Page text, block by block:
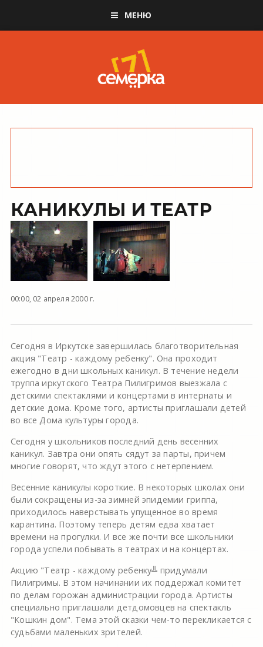
МЕНЮ
КАНИКУЛЫ И ТЕАТР
00:00, 02 апреля 2000 г.
Сегодня в Иркутске завершилась благотворительная
акция "Театр - каждому ребенку". Она проходит
ежегодно в дни школьных каникул. В течение недели
труппа иркутского Театра Пилигримов выезжала с
детскими спектаклями и концертами в интернаты и
детские дома. Кроме того, артисты приглашали детей
во все Дома культуры города.
Сегодня у школьников последний день весенних
каникул. Завтра они опять сядут за парты, причем
многие говорят, что ждут этого с нетерпением.
Весенние каникулы короткие. В некоторых школах они
были сокращены из-за зимней эпидемии гриппа,
приходилось наверстывать упущенное во время
карантина. Поэтому теперь детям едва хватает
времени на прогулки. И все же почти все школьники
города успели побывать в театрах и на концертах.
Акцию "Театр - каждому ребенку╩ придумали
Пилигримы. В этом начинании их поддержал комитет
по делам горожан администрации города. Артисты
специально приглашали детдомовцев на спектакль
"Кошкин дом". Тема этой сказки чем-то перекликается с
судьбами маленьких зрителей.